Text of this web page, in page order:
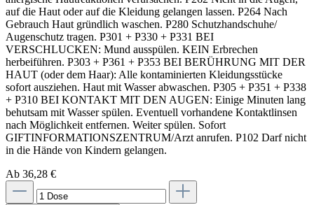
auf die Haut oder auf die Kleidung gelangen lassen. P264 Nach
Gebrauch Haut gründlich waschen. P280 Schutzhandschuhe/
Augenschutz tragen. P301 + P330 + P331 BEI
VERSCHLUCKEN: Mund ausspülen. KEIN Erbrechen
herbeiführen. P303 + P361 + P353 BEI BERÜHRUNG MIT DER
HAUT (oder dem Haar): Alle kontaminierten Kleidungsstücke
sofort ausziehen. Haut mit Wasser abwaschen. P305 + P351 + P338
+ P310 BEI KONTAKT MIT DEN AUGEN: Einige Minuten lang
behutsam mit Wasser spülen. Eventuell vorhandene Kontaktlinsen
nach Möglichkeit entfernen. Weiter spülen. Sofort
GIFTINFORMATIONSZENTRUM/Arzt anrufen. P102 Darf nicht
in die Hände von Kindern gelangen.
Ab 36,28 €